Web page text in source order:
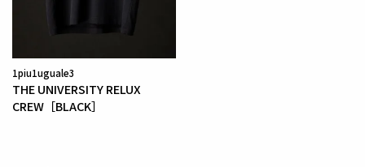
1piu1uguale3
THE UNIVERSITY RELUX
CREW［BLACK］